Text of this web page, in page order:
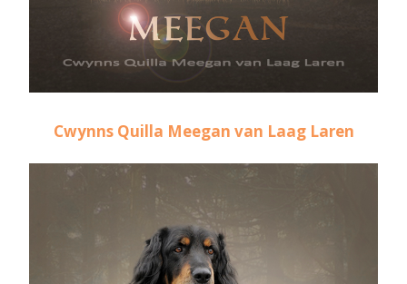
Cwynns Quilla Meegan van Laag Laren